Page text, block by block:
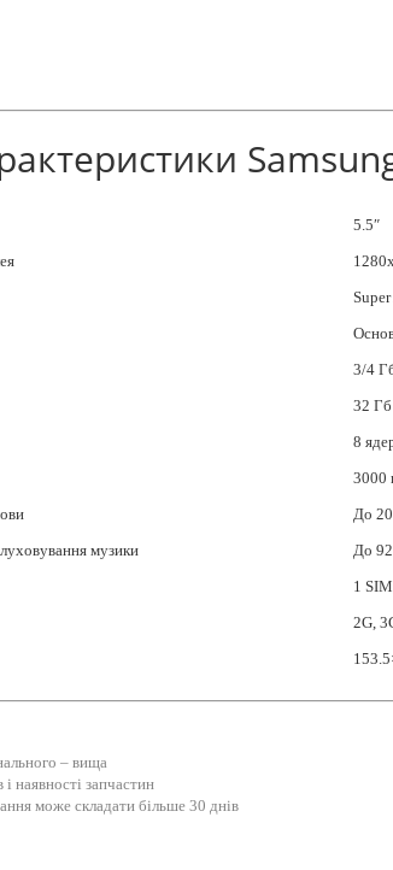
музики
5.5″
3/4
32 Гб
8
3000
До
До
1
2G,
– вища
наявності запчастин
може складати більше 30 днів